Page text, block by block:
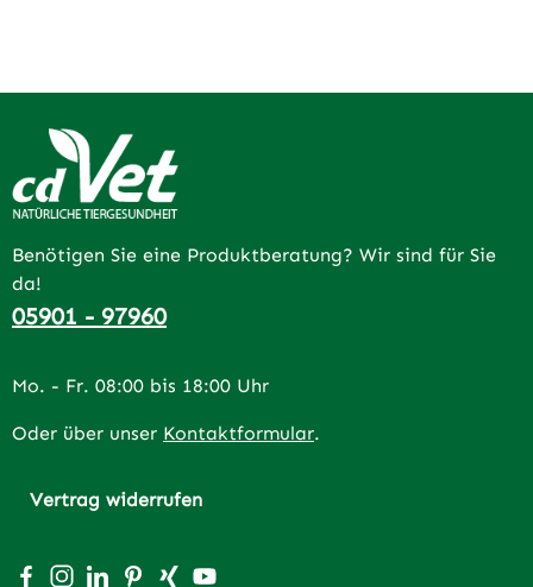
Benötigen Sie eine Produktberatung? Wir sind für Sie
da!
05901 - 97960
Mo. - Fr. 08:00 bis 18:00 Uhr
Oder über unser Kontaktformular.
Vertrag widerrufen
Besuche uns auf Facebook – öffnet in neuem Tab
Schau auf Instagram vorbei – öffnet in neuem Tab
Vernetze dich mit uns auf LinkedIn – öffnet in
Lass dich auf Pinterest inspirieren – öffnet
Vernetze dich mit uns auf Xing – öffnet
Sieh dir unsere Videos auf YouTube